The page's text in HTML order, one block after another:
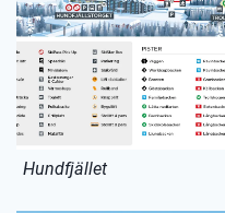
Hundfjället